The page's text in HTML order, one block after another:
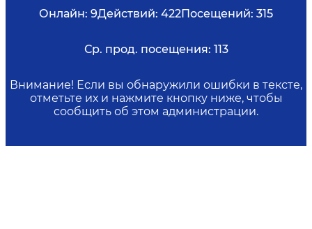
Онлайн: 9Действий: 422Посещений: 315
Ср. прод. посещения: 113
Внимание! Если вы обнаружили ошибки в тексте,
отметьте их и нажмите кнопку ниже, чтобы
сообщить об этом администрации.